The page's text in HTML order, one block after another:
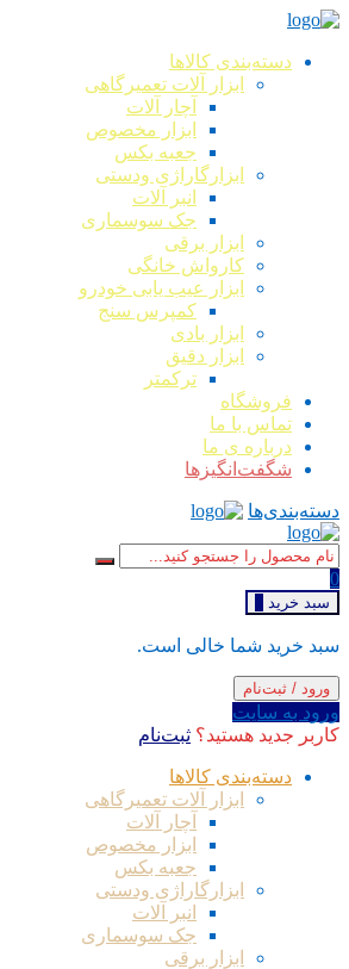
دسته‌بندی کالاها
ابزار آلات تعمیرگاهی
آچار آلات
ابزار مخصوص
جعبه بکس
ابزارگاراژی ودستی
انبر آلات
جک سوسماری
ابزار برقی
کارواش خانگی
ابزار عیب یابی خودرو
کمپرس سنج
ابزار بادی
ابزار دقیق
ترکمتر
فروشگاه
تماس با ما
درباره ی ما
شگفت‌انگیزها
دسته‌بندی‌ها
0
سبد خرید
سبد خرید شما خالی است.
ورود / ثبت‌نام
ورود به سایت
کاربر جدید هستید؟ ثبت‌نام
دسته‌بندی کالاها
ابزار آلات تعمیرگاهی
آچار آلات
ابزار مخصوص
جعبه بکس
ابزارگاراژی ودستی
انبر آلات
جک سوسماری
ابزار برقی